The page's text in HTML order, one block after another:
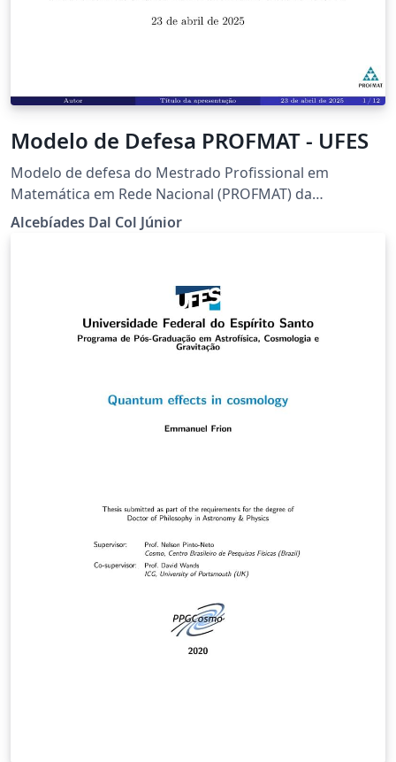
Modelo de Defesa PROFMAT - UFES
Modelo de defesa do Mestrado Profissional em
Matemática em Rede Nacional (PROFMAT) da
Universidade Federal do Espírito Santo (UFES)
Alcebíades Dal Col Júnior